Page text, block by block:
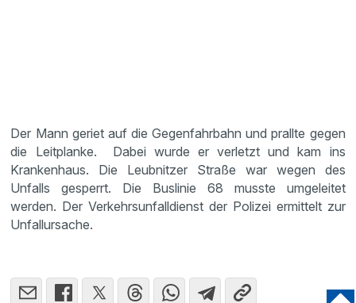
Der Mann geriet auf die Gegenfahrbahn und prallte gegen
die Leitplanke. Dabei wurde er verletzt und kam ins
Krankenhaus. Die Leubnitzer Straße war wegen des
Unfalls gesperrt. Die Buslinie 68 musste umgeleitet
werden. Der Verkehrsunfalldienst der Polizei ermittelt zur
Unfallursache.